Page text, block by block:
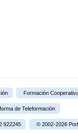
Formación
de Teleformación
922245 © 2002-2026